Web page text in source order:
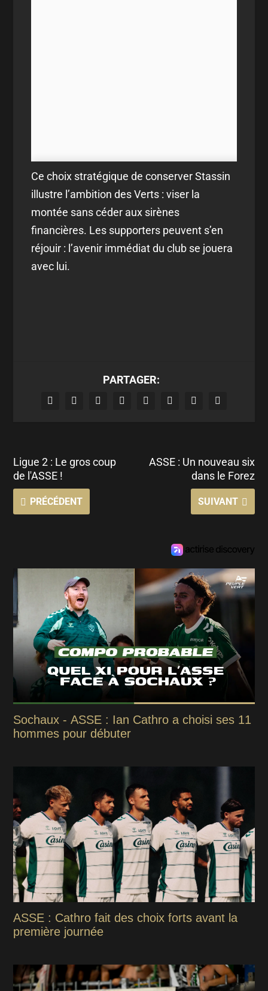
Ce choix stratégique de conserver Stassin
illustre l’ambition des Verts : viser la
montée sans céder aux sirènes
financières. Les supporters peuvent s’en
réjouir : l’avenir immédiat du club se jouera
avec lui.
PARTAGER:
Ligue 2 : Le gros coup
de l'ASSE !
PRÉCÉDENT
ASSE : Un nouveau six
dans le Forez
SUIVANT
Sochaux - ASSE : Ian Cathro a choisi ses 11
hommes pour débuter
ASSE : Cathro fait des choix forts avant la
première journée